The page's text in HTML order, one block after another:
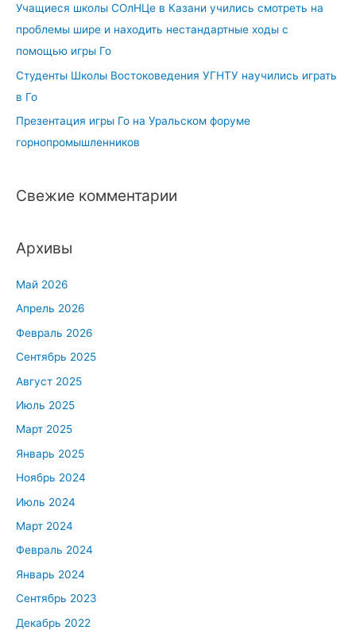
Учащиеся школы СОлНЦе в Казани учились смотреть на
проблемы шире и находить нестандартные ходы с
помощью игры Го
Студенты Школы Востоковедения УГНТУ научились играть
в Го
Презентация игры Го на Уральском форуме
горнопромышленников
Свежие комментарии
Архивы
Май 2026
Апрель 2026
Февраль 2026
Сентябрь 2025
Август 2025
Июль 2025
Март 2025
Январь 2025
Ноябрь 2024
Июль 2024
Март 2024
Февраль 2024
Январь 2024
Сентябрь 2023
Декабрь 2022